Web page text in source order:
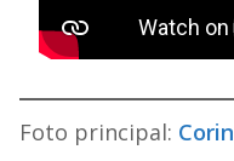
Foto principal: